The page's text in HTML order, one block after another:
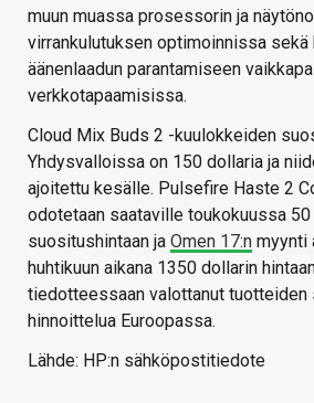
muun muassa prosessorin ja
virrankulutuksen optimoinnissa sekä
äänenlaadun parantamiseen vaikkapa
verkkotapaamisissa.
Cloud Mix Buds 2 -kuulokkeiden
Yhdysvalloissa on 150 dollaria ja
ajoitettu kesälle. Pulsefire Haste 2
odotetaan saataville toukokuussa
suositushintaan ja Omen 17:n myynti
huhtikuun aikana 1350 dollarin
tiedotteessaan valottanut tuotteiden
hinnoittelua Euroopassa.
Lähde: HP:n sähköpostitiedote